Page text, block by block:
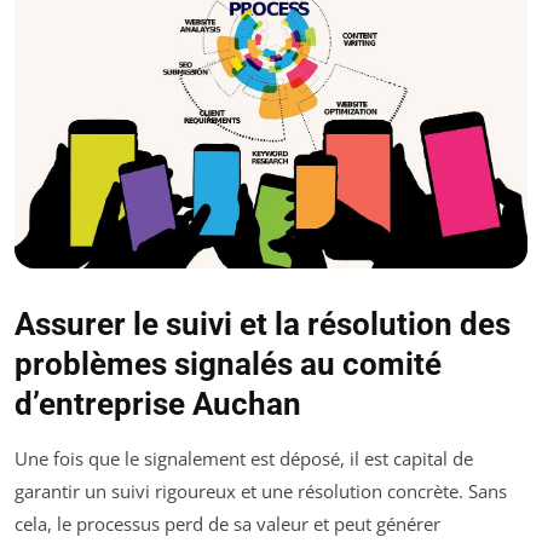
Assurer le suivi et la résolution des
problèmes signalés au comité
d’entreprise Auchan
Une fois que le signalement est déposé, il est capital de
garantir un suivi rigoureux et une résolution concrète. Sans
cela, le processus perd de sa valeur et peut générer